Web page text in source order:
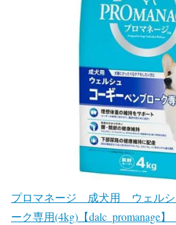
プロマネージ 成犬用 ウェルシ
ーク専用(4kg)【dalc_promanage